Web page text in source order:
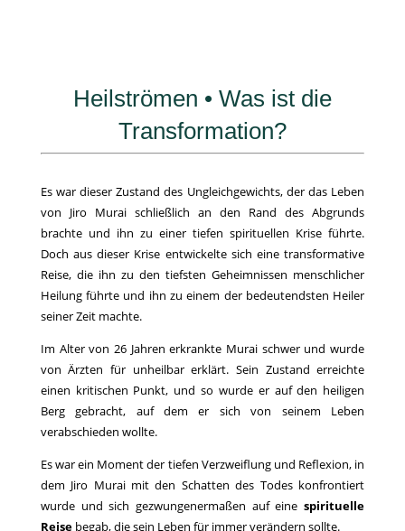
Heilströmen • Was ist die
Transformation?
Es war dieser Zustand des Ungleichgewichts, der das Leben
von Jiro Murai schließlich an den Rand des Abgrunds
brachte und ihn zu einer tiefen spirituellen Krise führte.
Doch aus dieser Krise entwickelte sich eine transformative
Reise, die ihn zu den tiefsten Geheimnissen menschlicher
Heilung führte und ihn zu einem der bedeutendsten Heiler
seiner Zeit machte.
Im Alter von 26 Jahren erkrankte Murai schwer und wurde
von Ärzten für unheilbar erklärt. Sein Zustand erreichte
einen kritischen Punkt, und so wurde er auf den heiligen
Berg gebracht, auf dem er sich von seinem Leben
verabschieden wollte.
Es war ein Moment der tiefen Verzweiflung und Reflexion, in
dem Jiro Murai mit den Schatten des Todes konfrontiert
wurde und sich gezwungenermaßen auf einespirituelle
Reisebegab, die sein Leben für immer verändern sollte.